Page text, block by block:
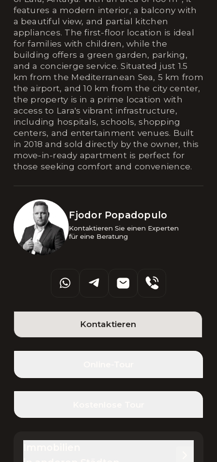
features a modern interior, a balcony with
a beautiful view, and partial kitchen
appliances. The first-floor location is ideal
for families with children, while the
building offers a green garden, parking,
and a concierge service. Situated just 1.5
km from the Mediterranean Sea, 5 km from
the airport, and 10 km from the city center,
the property is in a prime location with
access to Lara's vibrant infrastructure,
including hospitals, schools, shopping
centers, and entertainment venues. Built
in 2018 and sold directly by the owner, this
move-in-ready apartment is perfect for
those seeking comfort and convenience.
Fjodor Popadopulo
Kontaktieren Sie einen Experten
für eine Beratung
Kontaktieren